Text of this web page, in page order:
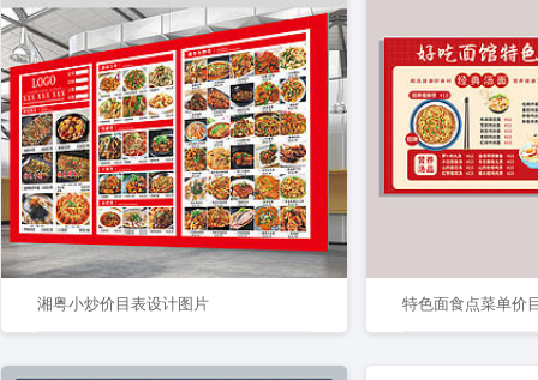
湘粤小炒价目表设计图片 特色面食点菜单价